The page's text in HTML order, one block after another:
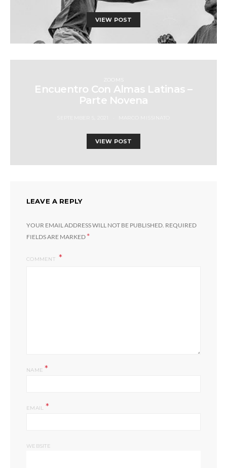
VIEW POST
ZOOMS
Encuentro Con Almas Latinas –
Parte Novena
VIEW POST
LEAVE A REPLY
YOUR EMAIL ADDRESS WILL NOT BE PUBLISHED. REQUIRED
FIELDS ARE MARKED *
COMMENT
NAME*
EMAIL *
WEBSITE